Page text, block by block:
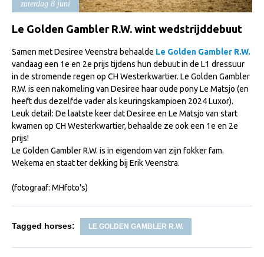
Import registratie
Veulenregistratie
I&R Registratie
Informatie overschrijven paspoort
Formulier overschrijven op naam
Animal Health Regulation
Gids voor Goede Praktijken
Marktplaats
Veel gestelde vragen
Evenementen
zaterdag 8 juni
Le Golden Gambler R.W. wint wedstrijddebuut
Samen met Desiree Veenstra behaalde Le Golden Gambler R.W.
vandaag een 1e en 2e prijs tijdens hun debuut in de L1 dressuur
in de stromende regen op CH Westerkwartier. Le Golden Gambler
R.W. is een nakomeling van Desiree haar oude pony Le Matsjo (en
heeft dus dezelfde vader als keuringskampioen 2024 Luxor).
Leuk detail: De laatste keer dat Desiree en Le Matsjo van start
kwamen op CH Westerkwartier, behaalde ze ook een 1e en 2e
prijs!
Le Golden Gambler R.W. is in eigendom van zijn fokker fam.
Wekema en staat ter dekking bij Erik Veenstra.
(fotograaf: MHfoto's)
Tagged horses: LE GOLDEN GAMBLER R.W.